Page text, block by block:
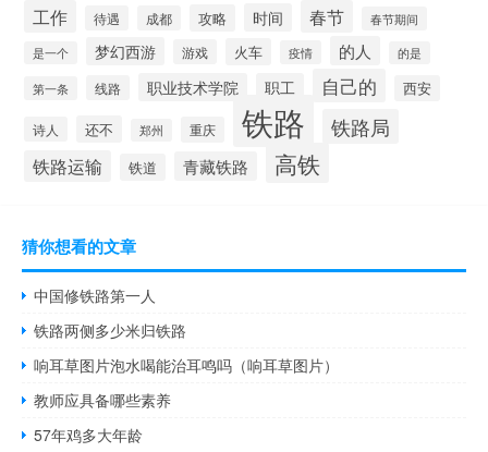
工作 待遇 成都 攻略 时间 春节 春节期间
是一个 梦幻西游 游戏 火车 疫情 的人 的是
第一条 线路 职业技术学院 职工 自己的 西安
诗人 还不 郑州 重庆 铁路 铁路局
铁路运输 铁道 青藏铁路 高铁
猜你想看的文章
中国修铁路第一人
铁路两侧多少米归铁路
响耳草图片泡水喝能治耳鸣吗（响耳草图片）
教师应具备哪些素养
57年鸡多大年龄